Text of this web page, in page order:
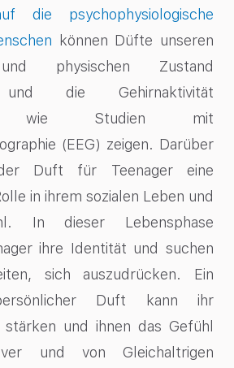
die psychophysiologische
können Düfte unseren
physischen Zustand
und die Gehirnaktivität
wie Studien mit
(EEG) zeigen. Darüber
Duft für Teenager eine
in ihrem sozialen Leben und
In dieser Lebensphase
ihre Identität und suchen
sich auszudrücken. Ein
Duft kann ihr
stärken und ihnen das Gefühl
und von Gleichaltrigen